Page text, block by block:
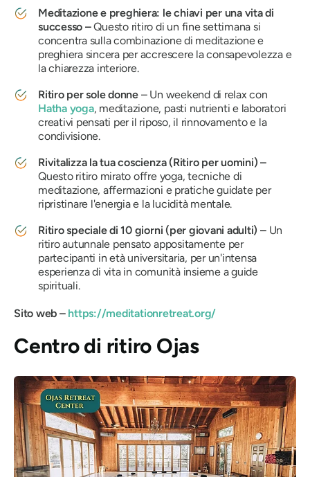
Meditazione e preghiera: le chiavi per una vita di
successo –Questo ritiro di un fine settimana si
concentra sulla combinazione di meditazione e
preghiera sincera per accrescere la consapevolezza e
la chiarezza interiore.
Ritiro per sole donne – Un weekend di relax con
Hatha yoga, meditazione, pasti nutrienti e laboratori
creativi pensati per il riposo, il rinnovamento e la
condivisione.
Rivitalizza la tua coscienza (Ritiro per uomini) –
Questo ritiro mirato offre yoga, tecniche di
meditazione, affermazioni e pratiche guidate per
ripristinare l'energia e la lucidità mentale.
Ritiro speciale di 10 giorni (per giovani adulti) – Un
ritiro autunnale pensato appositamente per
partecipanti in età universitaria, per un'intensa
esperienza di vita in comunità insieme a guide
spirituali.
Sito web – https://meditationretreat.org/
Centro di ritiro Ojas